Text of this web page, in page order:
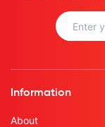
Information
About